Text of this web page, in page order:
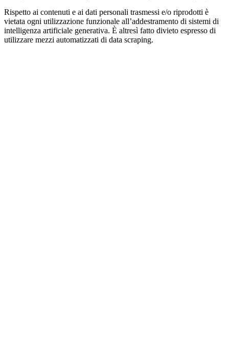
Rispetto ai contenuti e ai dati personali trasmessi e/o riprodotti è
vietata ogni utilizzazione funzionale all’addestramento di sistemi di
intelligenza artificiale generativa. È altresì fatto divieto espresso di
utilizzare mezzi automatizzati di data scraping.